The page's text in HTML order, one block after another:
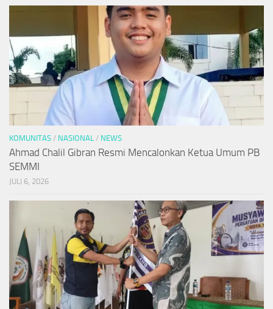
KOMUNITAS / NASIONAL / NEWS
Ahmad Chalil Gibran Resmi Mencalonkan Ketua Umum PB
SEMMI
JULI 6, 2026